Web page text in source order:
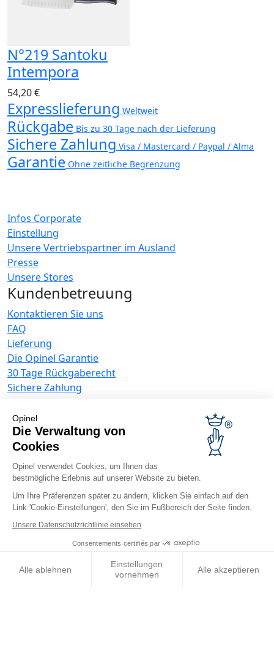
Opinel
Die Verwaltung von
Cookies
Opinel verwendet Cookies, um Ihnen das
bestmögliche Erlebnis auf unserer Website zu bieten.
Um Ihre Präferenzen später zu ändern, klicken Sie einfach auf den
Link 'Cookie-Einstellungen', den Sie im Fußbereich der Seite finden.
Unsere Datenschutzrichtlinie einsehen
Consentements certifiés par
Alle ablehnen
Einstellungen
vornehmen
Alle akzeptieren
N°219 Santoku
Intempora
54,20 €
Expresslieferung Weltweit
Rückgabe Bis zu 30 Tage nach der Lieferung
Sichere Zahlung Visa / Mastercard / Paypal / Alma
Garantie Ohne zeitliche Begrenzung
Infos Corporate
Einstellung
Unsere Vertriebspartner im Ausland
Presse
Unsere Stores
Kundenbetreuung
Kontaktieren Sie uns
FAQ
Lieferung
Die Opinel Garantie
30 Tage Rückgaberecht
Sichere Zahlung
Allgemeine Verkaufsbedingungen
Datenschutzrichtlinie
Angebote für Unternehmen
Werbegeschenke
Gastronome
Opinel News
Neuigkeiten erhalten
Besuchen Sie uns